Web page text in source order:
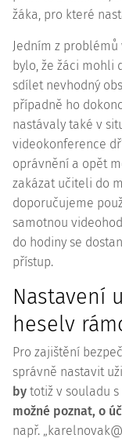
žáka, pro které
Jedním z
bylo, že žáci mohli
sdílet nevhodný
případně ho
nastávaly také v
videokonference
oprávnění a opět
zakázat učiteli do
doporučujeme
samotnou
do hodiny se
přístup.
Nastavení
heselv
Pro zajištění
správně nastavit
by totiž v souladu
možné poznat, o
např.